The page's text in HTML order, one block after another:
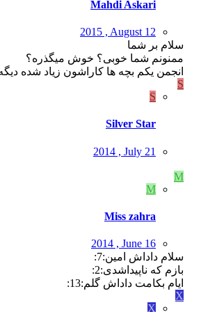
Mahdi Askari
2015 , August 12
سلام بر شما
ممنونم شما خوبی؟ خوش میگذره؟
انجمن یکم بچه ها کاراشون زیاد شده
S
S
Silver Star
2014 , July 21
M
M
Miss zahra
2014 , June 16
سلام داداش امین:7:
بازم که ناپیداشدی:2:
ایام بکامت داداش گلم:13:
X
X